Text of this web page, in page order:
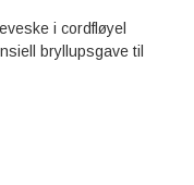
i cordfløyel
bryllupsgave til